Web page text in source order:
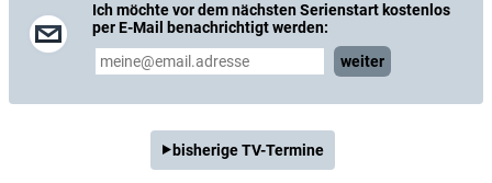
Ich möchte vor dem nächsten Serienstart kostenlos
per E-Mail benachrichtigt werden:
weiter
bisherige TV-Termine